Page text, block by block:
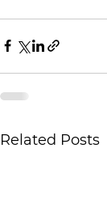
Related Posts